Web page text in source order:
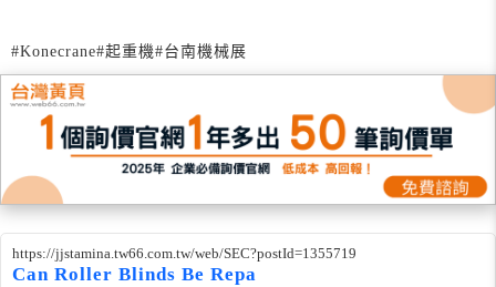
#Konecrane#起重機#台南機械展
https://jjstamina.tw66.com.tw/web/SEC?postId=1355719
Can Roller Blinds Be Repa